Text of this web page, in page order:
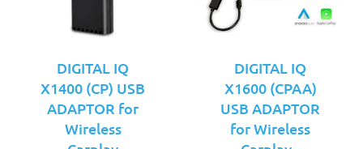
DIGITAL IQ
X1400 (CP) USB
ADAPTOR for
Wireless
DIGITAL IQ
X1600 (CPAA)
USB ADAPTOR
for Wireless